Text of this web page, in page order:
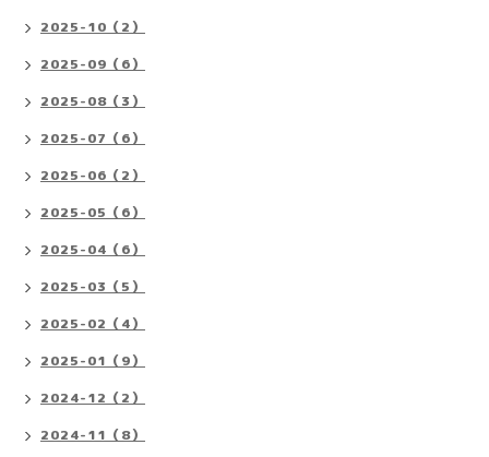
2025-10（2）
2025-09（6）
2025-08（3）
2025-07（6）
2025-06（2）
2025-05（6）
2025-04（6）
2025-03（5）
2025-02（4）
2025-01（9）
2024-12（2）
2024-11（8）